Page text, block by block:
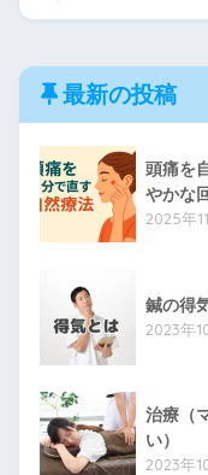
最新の投稿
頭痛を
やかな
2025年
鍼の得
2023年
治療（
い）
2023年